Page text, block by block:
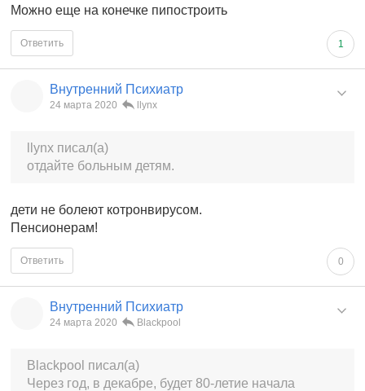
Можно еще на конечке пипостроить
1
Ответить
Внутренний Психиатр
24 марта 2020 llynx
llynx писал(а)
отдайте больным детям.
дети не болеют котронвирусом.
Пенсионерам!
0
Ответить
Внутренний Психиатр
24 марта 2020 Blackpool
Blackpool писал(а)
Через год, в декабре, будет 80-летие начала